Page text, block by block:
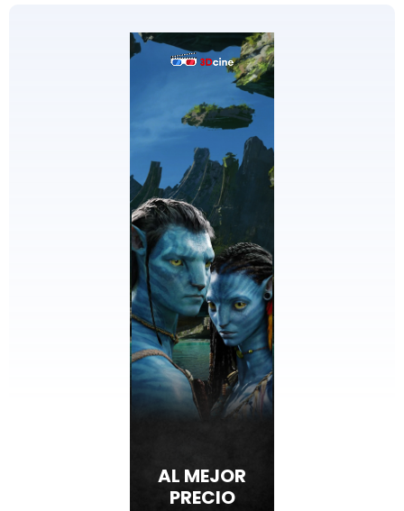
AL MEJOR
PRECIO